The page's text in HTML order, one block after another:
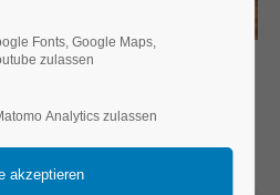
für Schwimmer,
und aktive
Fonts, Google Maps,
zulassen
Analytics zulassen